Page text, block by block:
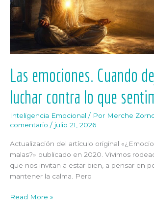
Las emociones. Cuando
luchar contra lo que
Inteligencia Emocional / Por Merche
comentario / julio 21, 2026
Actualización del artículo original
malas?» publicado en 2020. Vivimos
que nos invitan a estar bien, a pensar en
mantener la calma. Pero
contra
lo
Read More »